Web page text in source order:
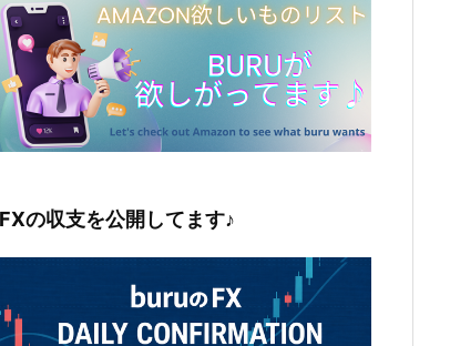
FXの収支を公開してます♪